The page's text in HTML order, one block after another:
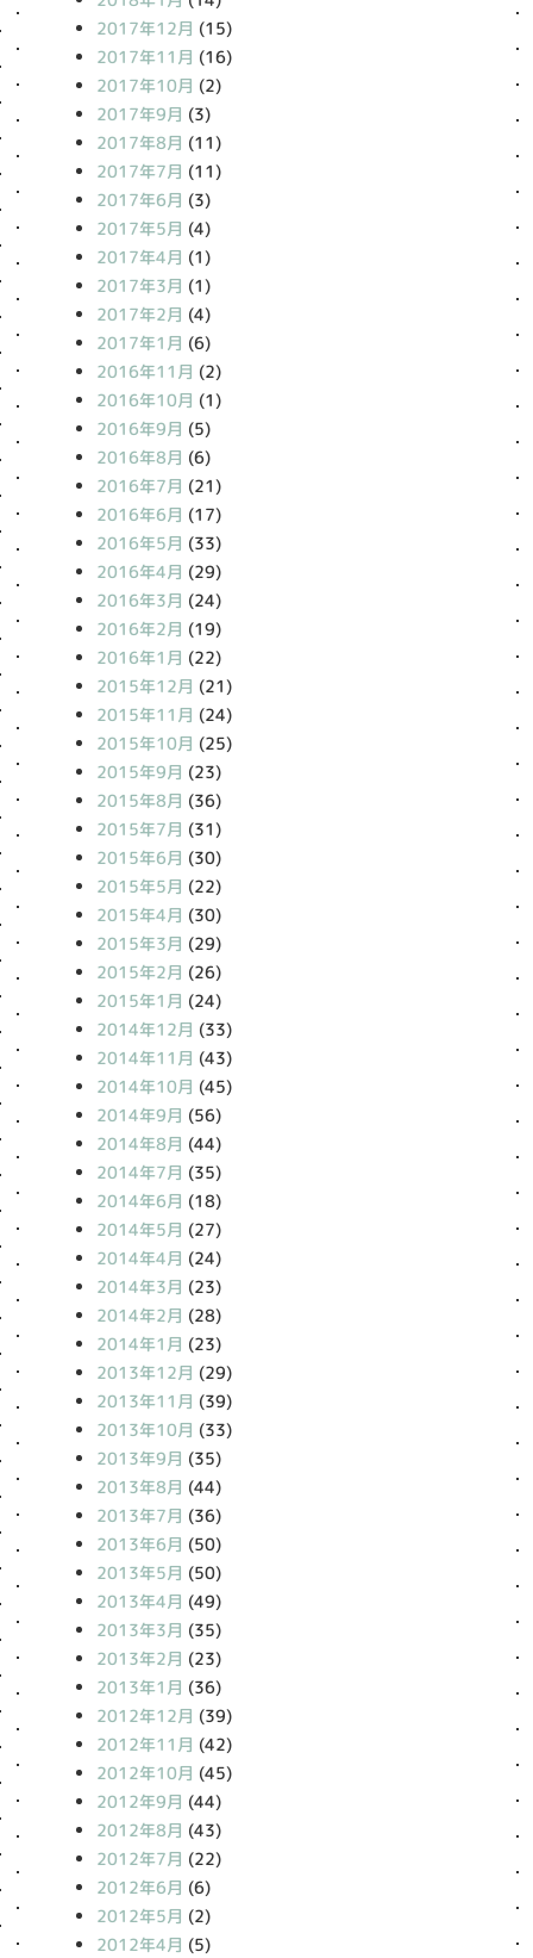
2017年12月 (15)
2017年11月 (16)
2017年10月 (2)
2017年9月 (3)
2017年8月 (11)
2017年7月 (11)
2017年6月 (3)
2017年5月 (4)
2017年4月 (1)
2017年3月 (1)
2017年2月 (4)
2017年1月 (6)
2016年11月 (2)
2016年10月 (1)
2016年9月 (5)
2016年8月 (6)
2016年7月 (21)
2016年6月 (17)
2016年5月 (33)
2016年4月 (29)
2016年3月 (24)
2016年2月 (19)
2016年1月 (22)
2015年12月 (21)
2015年11月 (24)
2015年10月 (25)
2015年9月 (23)
2015年8月 (36)
2015年7月 (31)
2015年6月 (30)
2015年5月 (22)
2015年4月 (30)
2015年3月 (29)
2015年2月 (26)
2015年1月 (24)
2014年12月 (33)
2014年11月 (43)
2014年10月 (45)
2014年9月 (56)
2014年8月 (44)
2014年7月 (35)
2014年6月 (18)
2014年5月 (27)
2014年4月 (24)
2014年3月 (23)
2014年2月 (28)
2014年1月 (23)
2013年12月 (29)
2013年11月 (39)
2013年10月 (33)
2013年9月 (35)
2013年8月 (44)
2013年7月 (36)
2013年6月 (50)
2013年5月 (50)
2013年4月 (49)
2013年3月 (35)
2013年2月 (23)
2013年1月 (36)
2012年12月 (39)
2012年11月 (42)
2012年10月 (45)
2012年9月 (44)
2012年8月 (43)
2012年7月 (22)
2012年6月 (6)
2012年5月 (2)
2012年4月 (5)